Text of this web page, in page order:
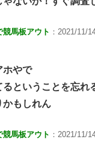
馬板アウト ：2021/11/
ホやで
ということを忘れ
かもしれん
馬板アウト ：2021/11/